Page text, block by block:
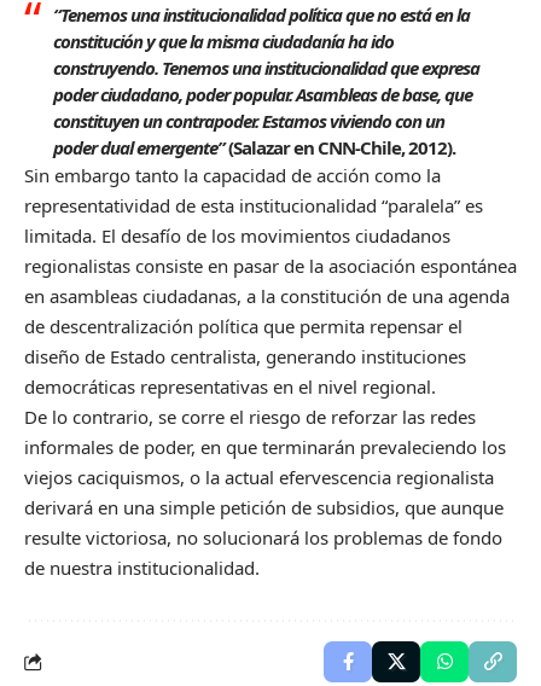
“Tenemos una institucionalidad política que no está en la
constitución y que la misma ciudadanía ha ido
construyendo. Tenemos una institucionalidad que expresa
poder ciudadano, poder popular. Asambleas de base, que
constituyen un contrapoder. Estamos viviendo con un
poder dual emergente”(Salazar en CNN-Chile, 2012).
Sin embargo tanto la capacidad de acción como la
representatividad de esta institucionalidad “paralela” es
limitada. El desafío de los movimientos ciudadanos
regionalistas consiste en pasar de la asociación espontánea
en asambleas ciudadanas, a la constitución de una agenda
de descentralización política que permita repensar el
diseño de Estado centralista, generando instituciones
democráticas representativas en el nivel regional.
De lo contrario, se corre el riesgo de reforzar las redes
informales de poder, en que terminarán prevaleciendo los
viejos caciquismos, o la actual efervescencia regionalista
derivará en una simple petición de subsidios, que aunque
resulte victoriosa, no solucionará los problemas de fondo
de nuestra institucionalidad.